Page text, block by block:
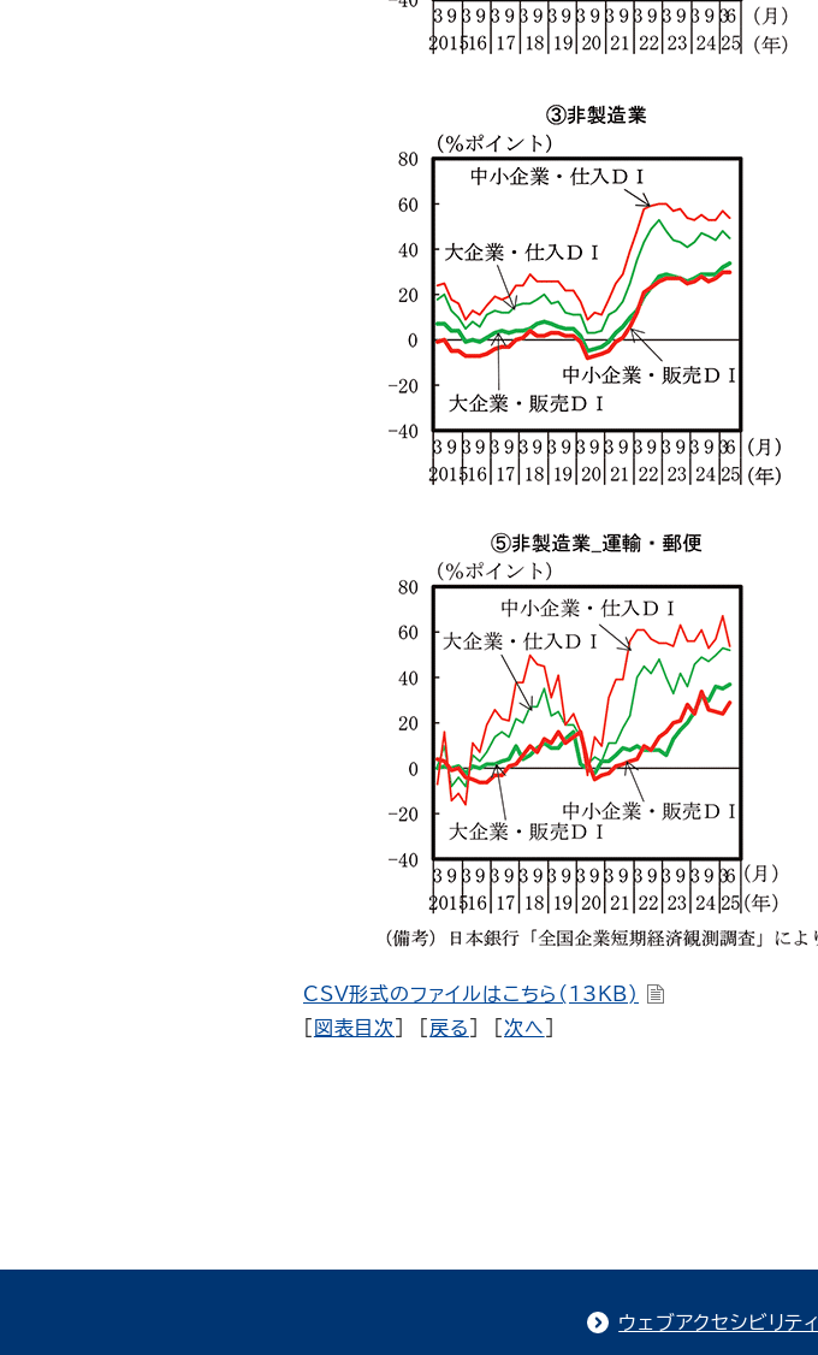
CSV形式のファイルはこちら(13KB)
図表目次 戻る ] [次へ
ウェブアクセシビリティ